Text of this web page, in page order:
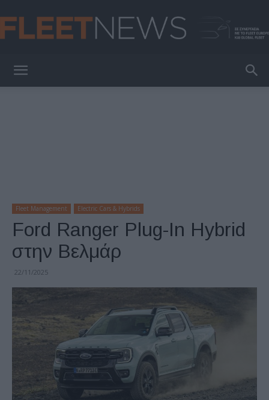
Fleet Management Electric Cars & Hybrids
Ford Ranger Plug-In Hybrid
στην Βελμάρ
22/11/2025